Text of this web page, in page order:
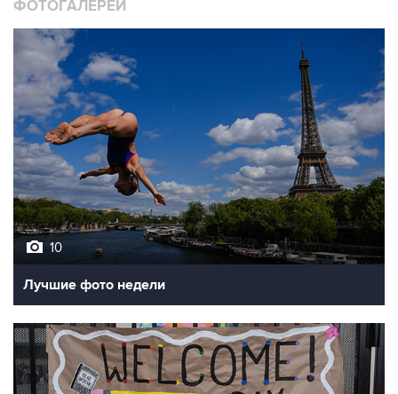
ФОТОГАЛЕРЕИ
10
Лучшие фото недели